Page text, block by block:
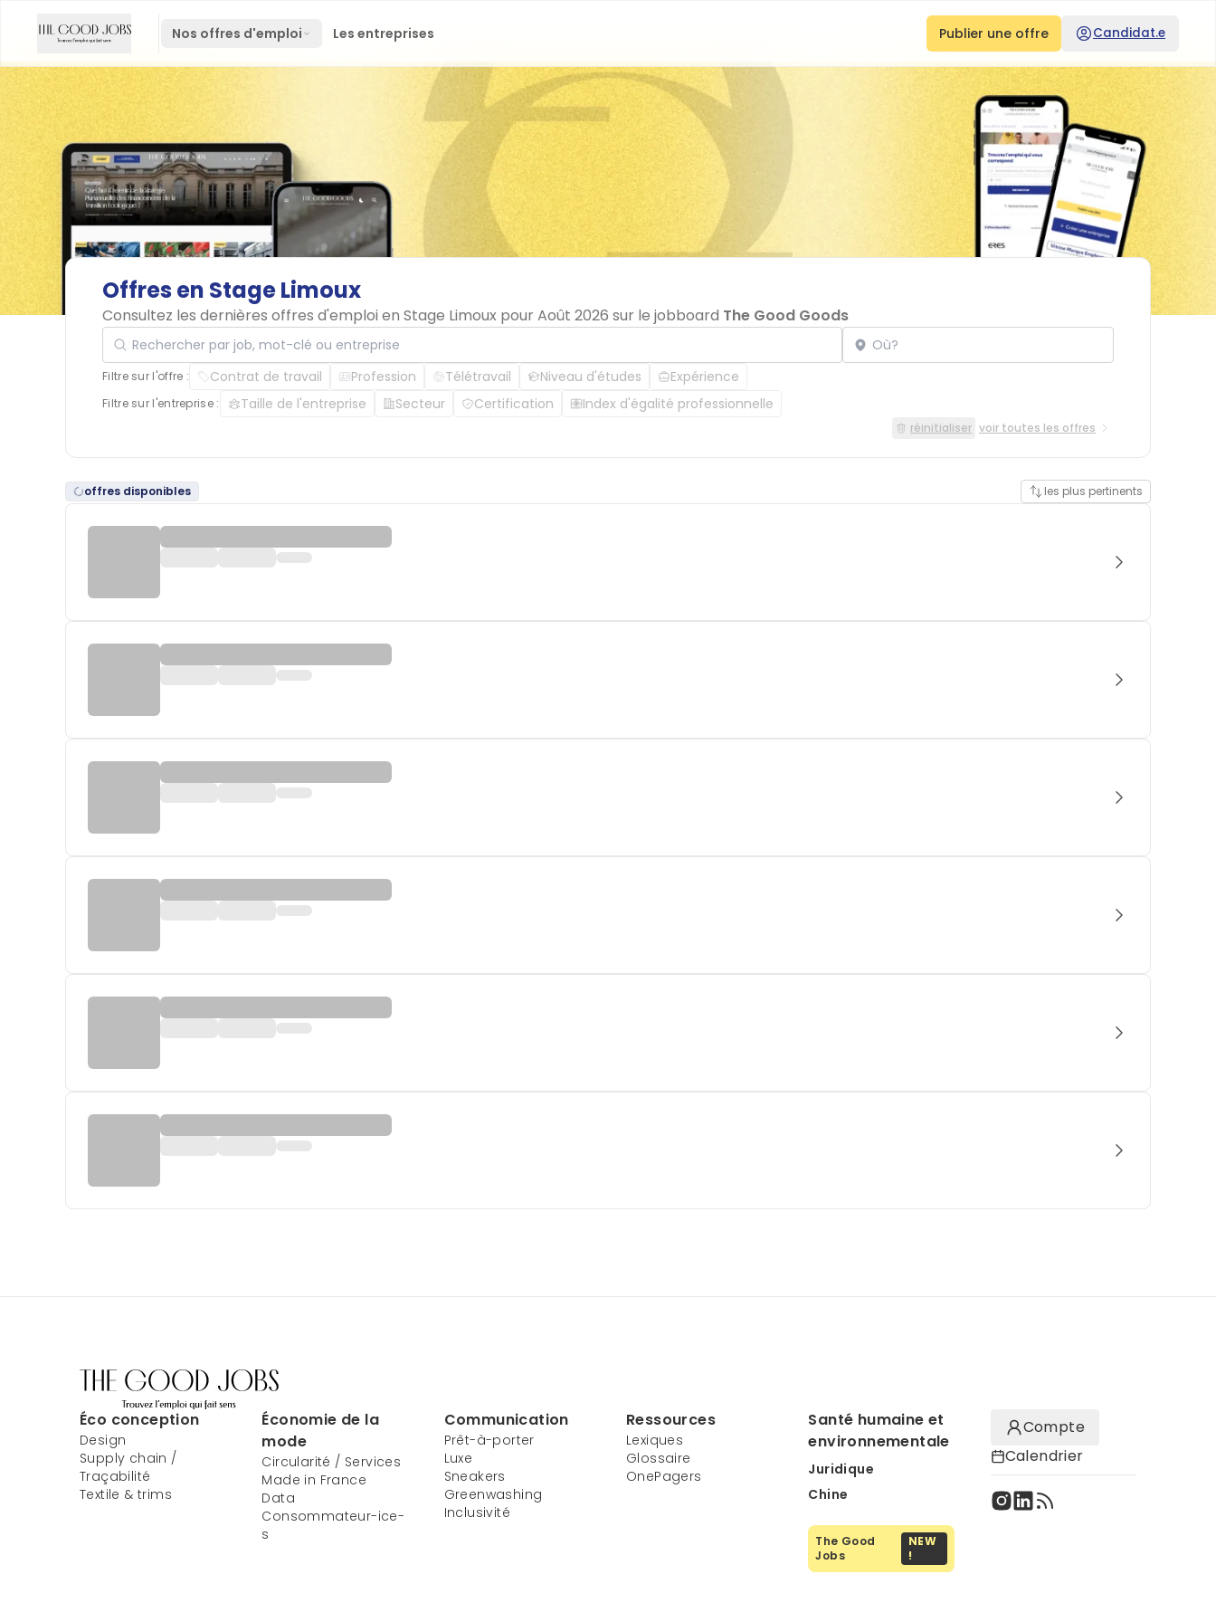
Nos offres d'emploi Les entreprises Publier une offre Candidat.e
Offres en StageLimoux
Consultez les dernières offres d'emploi en Stage Limoux pour Août 2026 sur le jobboard The Good Goods
Rechercher par job, mot-clé ou entreprise Localisation
Filtre sur l'offre : Contrat de travail Profession Télétravail Niveau d'études Expérience
Filtre sur l'entreprise : Taille de l'entreprise Secteur Certification Index d'égalité professionnelle
réinitialiser voir toutes les offres
offres disponibles les plus pertinents
Éco conception
Design
Supply chain /
Traçabilité
Textile & trims
Économie de la
mode
Circularité / Services
Made in France
Data
Consommateur-ice-
s
Communication
Prêt-à-porter
Luxe
Sneakers
Greenwashing
Inclusivité
Ressources
Lexiques
Glossaire
OnePagers
Santé humaine et
environnementale
Juridique
Chine
The Good
Jobs
NEW
!
Compte
Calendrier